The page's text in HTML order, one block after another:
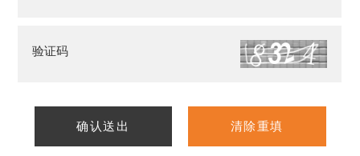
验证码
确认送出 清除重填